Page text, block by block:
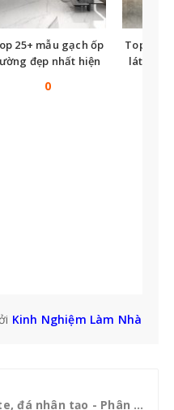
25+ mẫu gạch ốp
đẹp nhất hiện
0
Top
lát nền
Kinh Nghiệm Làm Nhà
Đá Marble, đá Granite, đá nhân tạo - Phân biệt thế nào cho đúng?